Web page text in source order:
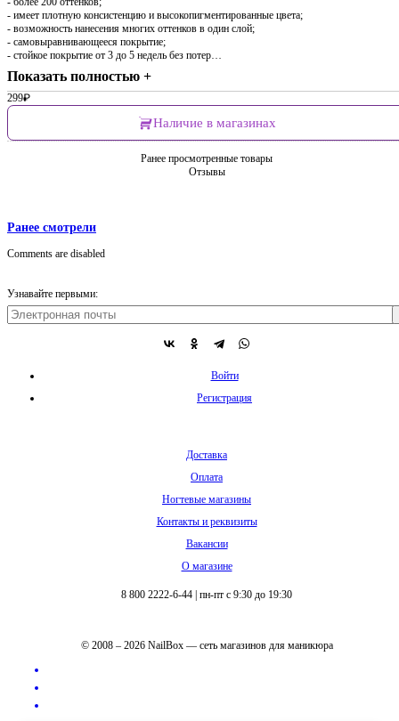
- имеет плотную консистенцию и высокопигментированные цвета;
- возможность нанесения многих оттенков в один слой;
- самовыравнивающееся покрытие;
- стойкое покрытие от 3 до 5 недель без потер…
Показать полностью +
299₽
Наличие в магазинах
Ранее просмотренные товары
Отзывы
Ранее смотрели
Comments are disabled
Узнавайте первыми:
Войти
Регистрация
Доставка
Оплата
Ногтевые магазины
Контакты и реквизиты
Вакансии
О магазине
8 800 2222-6-44 пн-пт с 9:30 до 19:30
© 2008 – 2026 NailBox — сеть магазинов для маникюра